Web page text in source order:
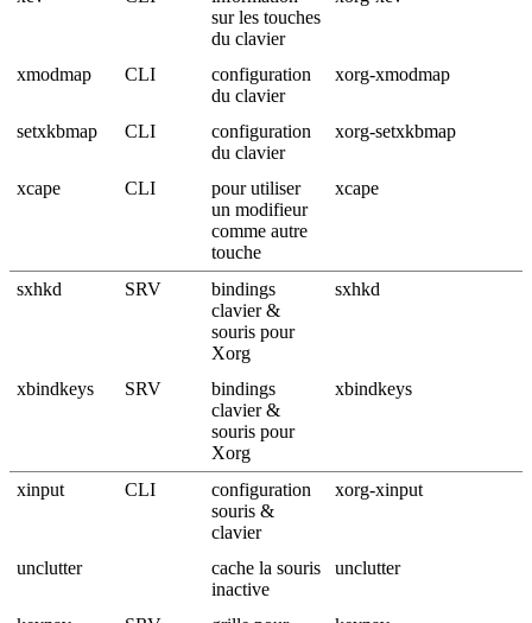
sur les touches
du clavier
xmodmap CLI
configuration
du clavier
xorg-xmodmap
setxkbmap CLI
configuration
du clavier
xorg-setxkbmap
xcape CLI
pour utiliser
un modifieur
comme autre
touche
xcape
sxhkd SRV
bindings
clavier &
souris pour
Xorg
sxhkd
xbindkeys SRV
bindings
clavier &
souris pour
Xorg
xbindkeys
xinput CLI
configuration
souris &
clavier
xorg-xinput
unclutter
cache la souris
inactive
unclutter